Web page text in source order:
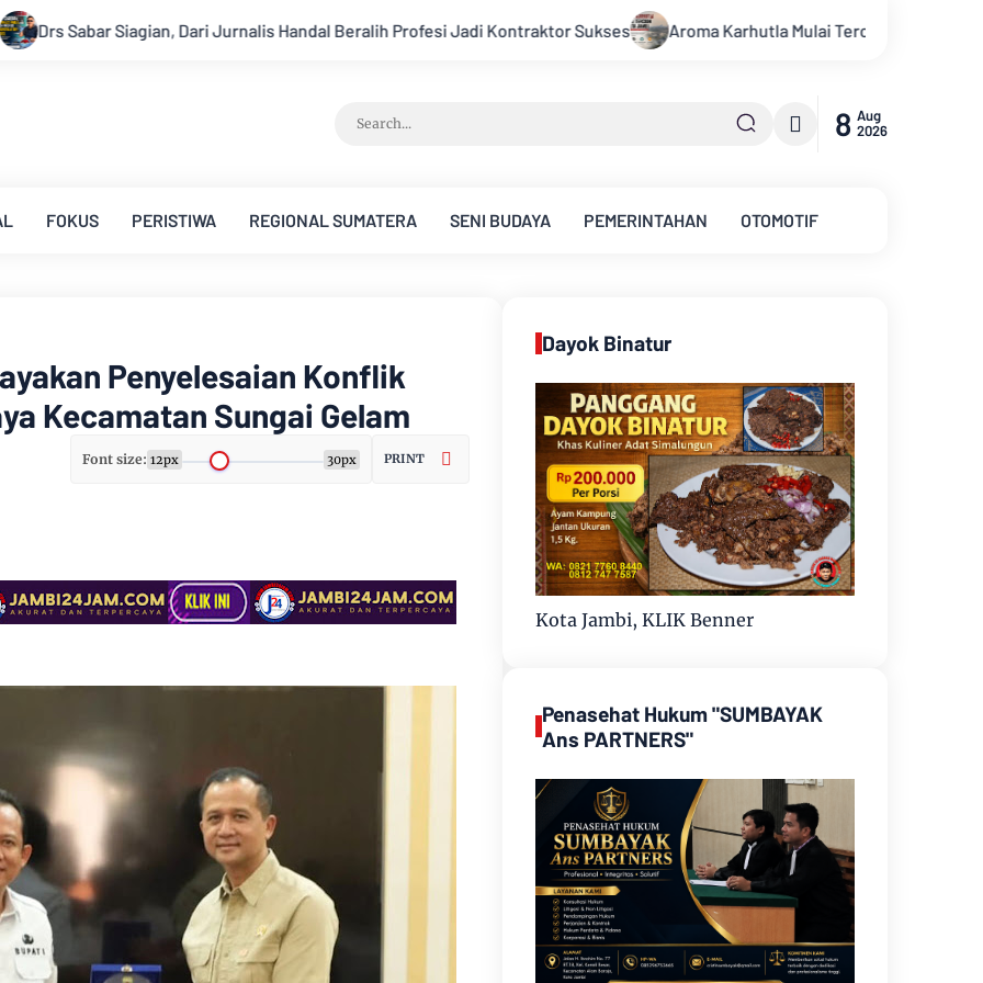
Profesi Jadi Kontraktor Sukses Aroma Karhutla Mulai Tercium di Kota Jambi, Warga Diminta Waspada Hadapi Puncak
8 Aug
2026
FOKUS PERISTIWA REGIONAL SUMATERA SENI BUDAYA PEMERINTAHAN OTOMOTIF
Penyelesaian Konflik
Kecamatan Sungai Gelam
Font size: 12px 30px PRINT
Dayok Binatur
Kota Jambi, KLIK Benner
Penasehat Hukum "SUMBAYAK
Ans PARTNERS"